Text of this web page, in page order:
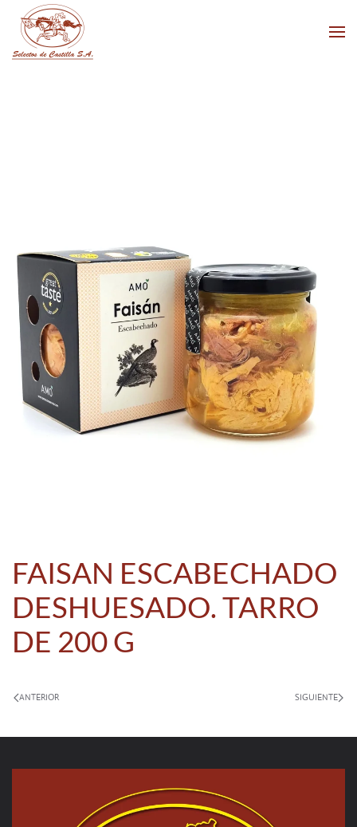
Skip to main content
FAISAN ESCABECHADO
DESHUESADO. TARRO
DE 200 G
ANTERIOR SIGUIENTE